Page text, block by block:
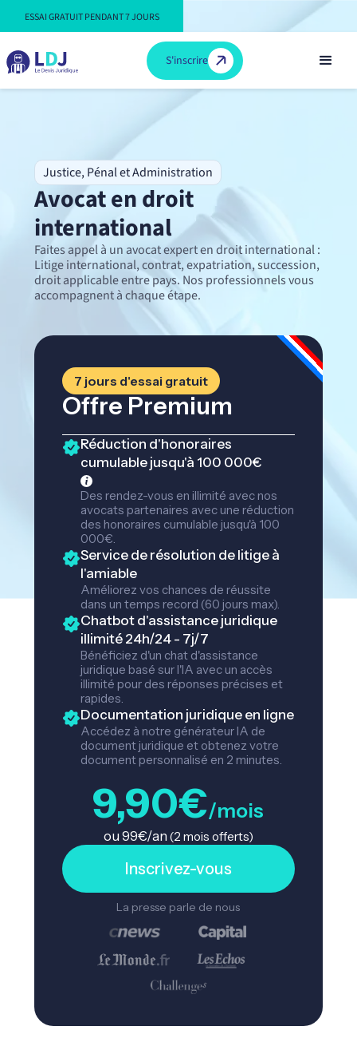
ESSAI GRATUIT PENDANT 7 JOURS
S'inscrire
Justice, Pénal et Administration
Avocat en droit
international
Faites appel à un avocat expert en droit international :
Litige international, contrat, expatriation, succession,
droit applicable entre pays. Nos professionnels vous
accompagnent à chaque étape.
7 jours d'essai gratuit
Offre Premium
Réduction d'honoraires
cumulable jusqu'à 100 000€
Des rendez-vous en illimité avec nos
avocats partenaires avec une réduction
des honoraires cumulable jusqu'à 100
000€.
Service de résolution de litige à
l'amiable
Améliorez vos chances de réussite
dans un temps record (60 jours max).
Chatbot d'assistance juridique
illimité 24h/24 - 7j/7
Bénéficiez d'un chat d'assistance
juridique basé sur l'IA avec un accès
illimité pour des réponses précises et
rapides.
Documentation juridique en ligne
Accédez à notre générateur IA de
document juridique et obtenez votre
document personnalisé en 2 minutes.
9,90€/mois
ou 99€/an (2 mois offerts)
Inscrivez-vous
La presse parle de nous